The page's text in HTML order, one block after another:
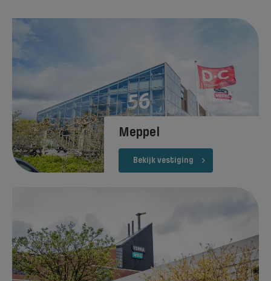
Meppel
Bekijk vestiging